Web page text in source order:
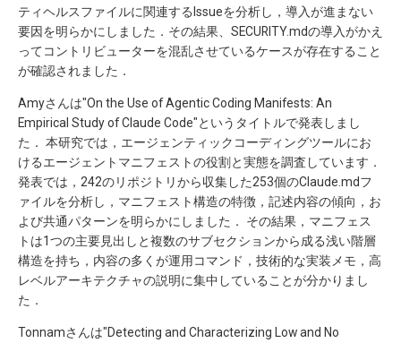
ティヘルスファイルに関連するIssueを分析し，導入が進まない
要因を明らかにしました．その結果、SECURITY.mdの導入がかえ
ってコントリビューターを混乱させているケースが存在すること
が確認されました．
Amyさんは"On the Use of Agentic Coding Manifests: An
Empirical Study of Claude Code"というタイトルで発表しまし
た． 本研究では，エージェンティックコーディングツールにお
けるエージェントマニフェストの役割と実態を調査しています．
発表では，242のリポジトリから収集した253個のClaude.mdフ
ァイルを分析し，マニフェスト構造の特徴，記述内容の傾向，お
よび共通パターンを明らかにしました． その結果，マニフェス
トは1つの主要見出しと複数のサブセクションから成る浅い階層
構造を持ち，内容の多くが運用コマンド，技術的な実装メモ，高
レベルアーキテクチャの説明に集中していることが分かりまし
た．
Tonnamさんは"Detecting and Characterizing Low and No